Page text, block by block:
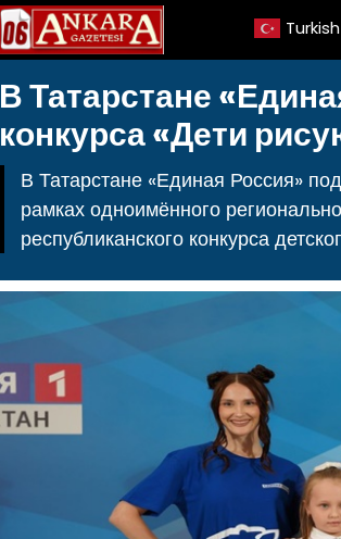
Turkish
В Татарстане
конкурса «Дети
В Татарстане «Единая Россия»
рамках одноимённого
республиканского конкурса